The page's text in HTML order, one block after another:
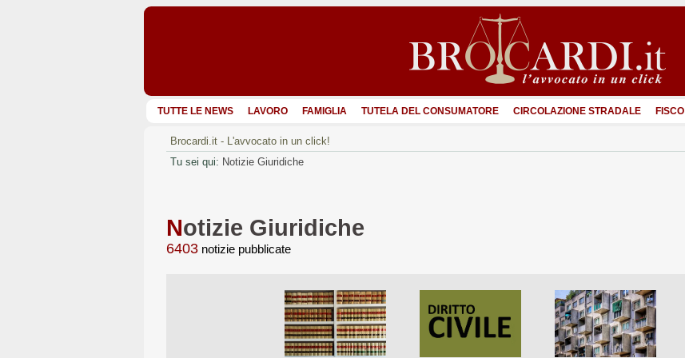
TUTTE LE NEWS LAVORO FAMIGLIA TUTELA DEL CONSUMATORE CIRCOLAZIONE STRADALE FISCO
Brocardi.it - L'avvocato in un click!
Tu sei qui: Notizie Giuridiche
Notizie Giuridiche
6403 notizie pubblicate